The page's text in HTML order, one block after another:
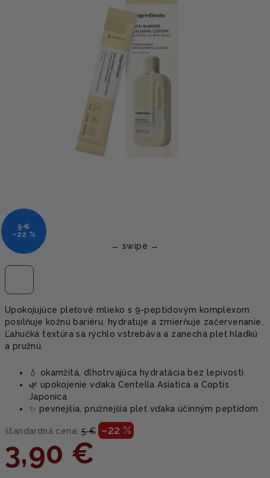
Upokojujúce pleťové mlieko s 9-peptidovým komplexom
posilňuje kožnú bariéru, hydratuje a zmierňuje začervenanie.
Ľahučká textúra sa rýchlo vstrebáva a zanechá pleť hladkú
a pružnú.
💧 okamžitá, dlhotrvajúca hydratácia bez lepivosti
🌿 upokojenie vďaka Centella Asiatica a Coptis
Japonica
✨ pevnejšia, pružnejšia pleť vďaka účinným peptidom
štandardná cena: 5 € –22 %
3,90 €
5 €
–22 %